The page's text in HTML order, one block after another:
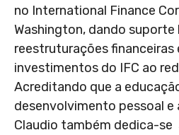
no International Finance
Washington, dando suporte
reestruturações financeiras
investimentos do IFC ao
Acreditando que a
desenvolvimento pessoal e
Claudio também dedica-